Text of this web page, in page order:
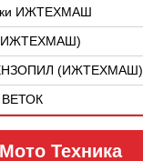
ИЖТЕХМАШ
(ИЖТЕХМАШ)
Мото Техника